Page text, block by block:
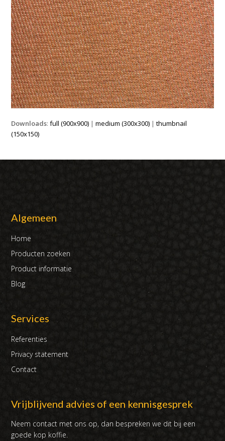
Downloads:full (900x900) |medium (300x300) |thumbnail
(150x150)
Algemeen
Home
Producten zoeken
Product informatie
Blog
Services
Referenties
Privacy statement
Contact
Vrijblijvend advies of een kennisgesprek
Neem contact met ons op, dan bespreken we dit bij een
goede kop koffie.